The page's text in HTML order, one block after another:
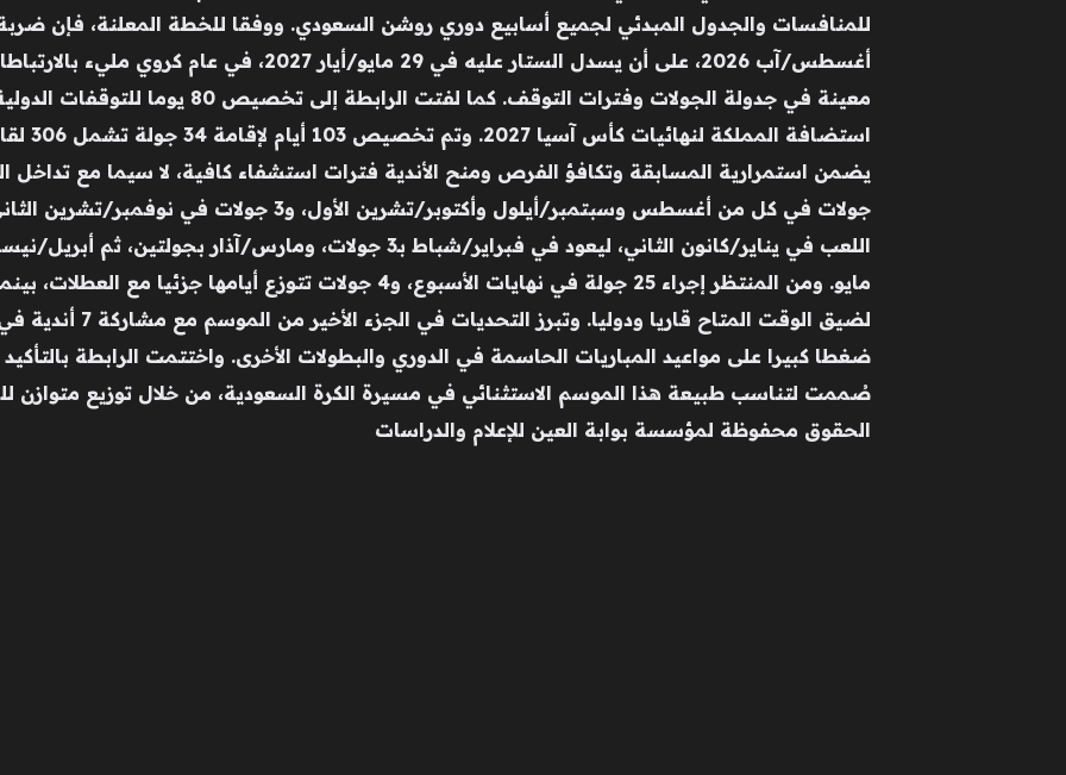
أغسطس/آب 2026، على أن يسدل الستار عليه في 29 مايو/
معينة في جدولة الجولات وفترات التوقف. كما
استضافة
جولات في كل من أغسطس وسبتمبر/أيلول وأكتوبر/تشرين
صُممت لتناسب طبيعة هذا الموسم الاستثنائي في مسيرة الكرة السعودية، من خلال توزيع متوازن
الحقوق محفوظة لمؤسسة بوابة العين للإعلام والدراسات